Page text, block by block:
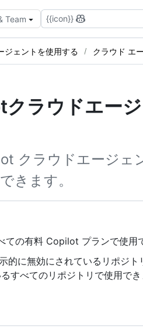
Team {{icon}}
ジェントを使用する クラウド エ
ラウドエー
クラウドエージェ
きます。
の有料 Copilot プランで使用
的に無効にされているリポジト
すべてのリポジトリで使用でき